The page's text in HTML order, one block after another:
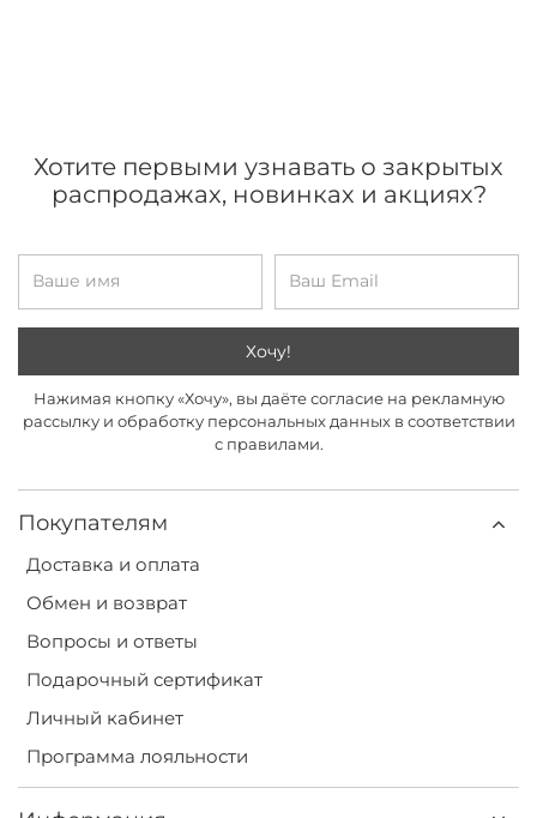
Покупателям
Доставка и оплата
Обмен и возврат
Вопросы и ответы
Подарочный сертификат
Личный кабинет
Программа лояльности
Хотите первыми узнавать о закрытых
распродажах, новинках и акциях?
Хочу!
Нажимая кнопку «Хочу», вы даёте согласие на рекламную
рассылку и обработку персональных данных в соответствии
с правилами.